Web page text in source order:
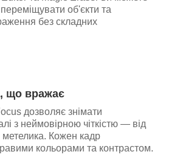
об'єкти та
без складних
що вражає
дозволяє знімати
з неймовірною чіткістю — від
метелика. Кожен кадр
кольорами та контрастом.